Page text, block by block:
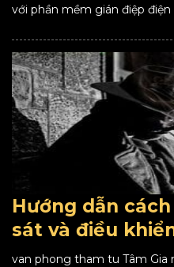
với phần mềm gián điệp điện
Hướng dẫn
sát và điều
van phong tham tu Tâm Gia